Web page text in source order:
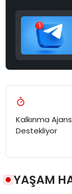
Kalkınma
Destekliyor
YAŞAM